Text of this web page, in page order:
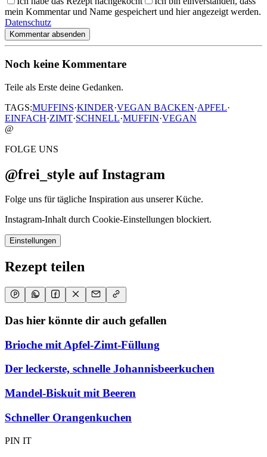
mein Kommentar und Name gespeichert und hier angezeigt werden.
Datenschutz
Kommentar absenden
Noch keine Kommentare
Teile als Erste deine Gedanken.
TAGS:MUFFINS·KINDER·VEGAN BACKEN·APFEL·
EINFACH·ZIMT·SCHNELL·MUFFIN·VEGAN
@
FOLGE UNS
@frei_style auf Instagram
Folge uns für tägliche Inspiration aus unserer Küche.
Instagram-Inhalt durch Cookie-Einstellungen blockiert.
Einstellungen
Rezept teilen
Das hier könnte dir auch gefallen
Brioche mit Apfel-Zimt-Füllung
Der leckerste, schnelle Johannisbeerkuchen
Mandel-Biskuit mit Beeren
Schneller Orangenkuchen
PIN IT